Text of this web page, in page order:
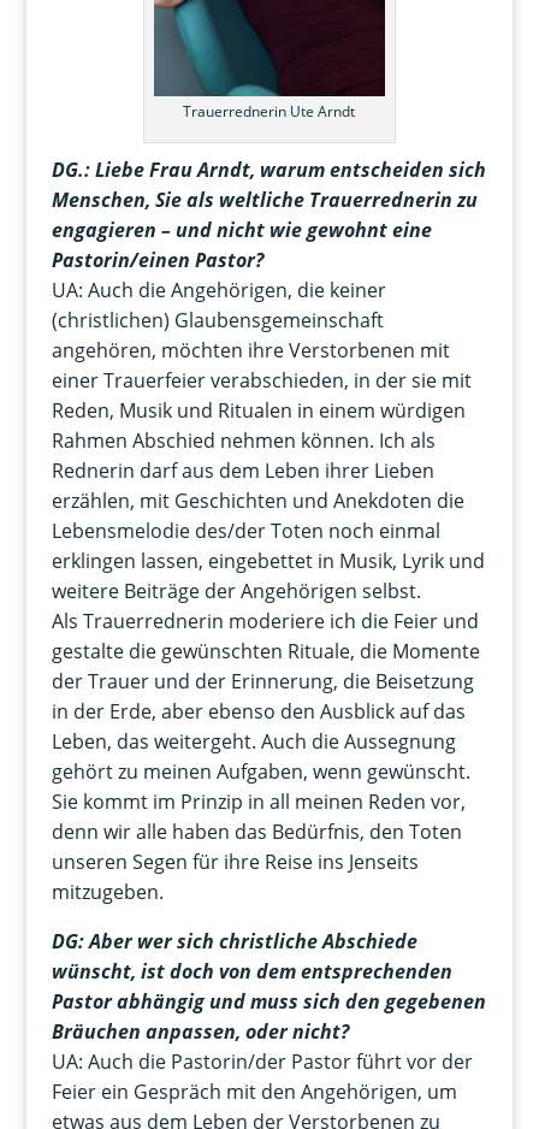
Trauerrednerin Ute Arndt
DG.:Liebe Frau Arndt, warum entscheiden sich
Menschen, Sie als weltliche Trauerrednerin zu
engagieren – und nicht wie gewohnt eine
Pastorin/einen Pastor?
UA: Auch die Angehörigen, die keiner
(christlichen) Glaubensgemeinschaft
angehören, möchten ihre Verstorbenen mit
einer Trauerfeier verabschieden, in der sie mit
Reden, Musik und Ritualen in einem würdigen
Rahmen Abschied nehmen können. Ich als
Rednerin darf aus dem Leben ihrer Lieben
erzählen, mit Geschichten und Anekdoten die
Lebensmelodie des/der Toten noch einmal
erklingen lassen, eingebettet in Musik, Lyrik und
weitere Beiträge der Angehörigen selbst.
Als Trauerrednerin moderiere ich die Feier und
gestalte die gewünschten Rituale, die Momente
der Trauer und der Erinnerung, die Beisetzung
in der Erde, aber ebenso den Ausblick auf das
Leben, das weitergeht. Auch die Aussegnung
gehört zu meinen Aufgaben, wenn gewünscht.
Sie kommt im Prinzip in all meinen Reden vor,
denn wir alle haben das Bedürfnis, den Toten
unseren Segen für ihre Reise ins Jenseits
mitzugeben.
DG: Aber wer sich christliche Abschiede
wünscht, ist doch von dem entsprechenden
Pastor abhängig und muss sich den gegebenen
Bräuchen anpassen, oder nicht?
UA: Auch die Pastorin/der Pastor führt vor der
Feier ein Gespräch mit den Angehörigen, um
etwas aus dem Leben der Verstorbenen zu